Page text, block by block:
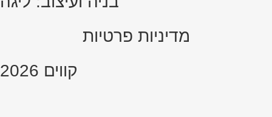
מדיניות פרטיות
קווים 2026